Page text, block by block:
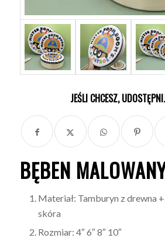
JEŚLI CHCESZ,
BĘBEN
Materiał: Tamburyn z drewna
skóra
Rozmiar: 4″ 6″ 8″ 10″